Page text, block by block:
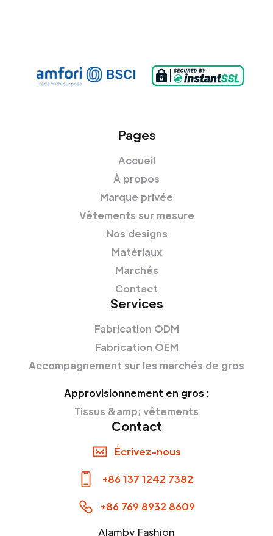
Pages
Accueil
À propos
Marque privée
Vêtements sur mesure
Nos designs
Matériaux
Marchés
Contact
Services
Fabrication ODM
Fabrication OEM
Accompagnement sur les marchés de gros
Approvisionnement en gros :
Tissus &amp; vêtements
Contact
Écrivez-nous
+86 137 1242 7382
+86 769 8932 8609
Alamby Fashion